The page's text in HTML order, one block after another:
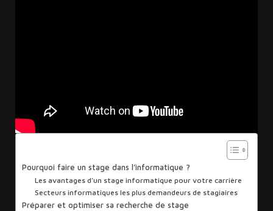
Pourquoi faire un stage dans l’informatique ?
Les avantages d’un stage informatique pour votre carrière
Secteurs informatiques les plus demandeurs de stagiaires
Préparer et optimiser sa recherche de stage